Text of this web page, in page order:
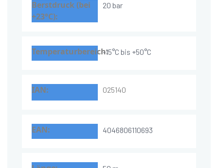
20 bar
-15°C bis +50°C
025140
4046806110693